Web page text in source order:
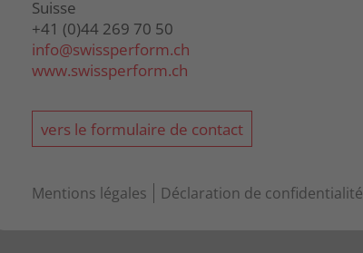
Suisse
+41 (0)44 269 70 50
info@swissperform.ch
www.swissperform.ch
vers le formulaire de contact
Mentions légales Déclaration de confidentialité